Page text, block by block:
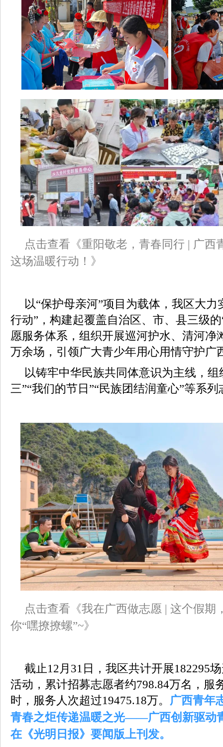
点击查看《重阳敬老，青春同行 | 广西
这场温暖行动！》
以“保护母亲河”项目为载体，我区大力
行动”，构建起覆盖自治区、市、县三级
愿服务体系，组织开展巡河护水、清河净
万余场，引领广大青少年用心用情守护广
以铸牢中华民族共同体意识为主线，组
三”“我们的节日”“民族团结润童心”等系
点击查看《我在广西做志愿 | 这个假期
你“嘿撩撩螺”~》
截止12月31日，我区共计开展182295
活动，累计招募志愿者约798.84万名，服
时，服务人次超过19475.18万。 广西青年
青春之炬传递温暖之光——广西创新驱动
在《光明日报》要闻版上刊发。